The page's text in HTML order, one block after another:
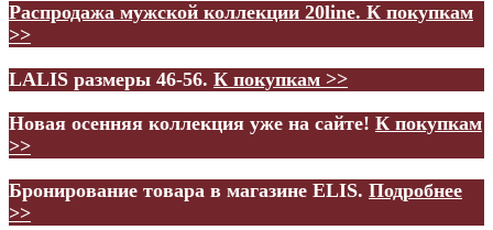
Распродажа мужской коллекции 20line. К покупкам
>>
LALIS размеры 46-56. К покупкам >>
Новая осенняя коллекция уже на сайте! К покупкам
>>
Бронирование товара в магазине ELIS. Подробнее
>>